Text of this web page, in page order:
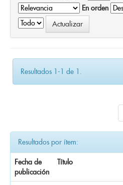
En orden
Resultados 1-1 de 1.
Resultados por ítem:
Fecha de
publicación
Título